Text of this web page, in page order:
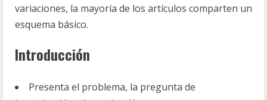
variaciones, la mayoría de los artículos comparten un
esquema básico.
Introducción
Presenta el problema, la pregunta de